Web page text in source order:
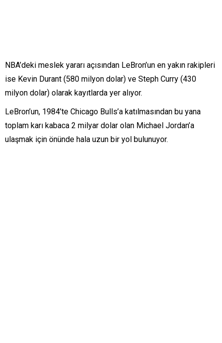
NBA’deki meslek yararı açısından LeBron’un en yakın rakipleri
ise Kevin Durant (580 milyon dolar) ve Steph Curry (430
milyon dolar) olarak kayıtlarda yer alıyor.
LeBron’un, 1984’te Chicago Bulls’a katılmasından bu yana
toplam karı kabaca 2 milyar dolar olan Michael Jordan’a
ulaşmak için önünde hala uzun bir yol bulunuyor.